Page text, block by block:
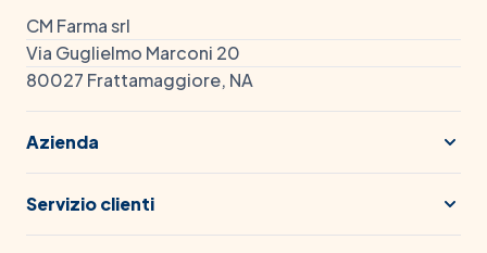
CM Farma srl
Via Guglielmo Marconi 20
80027 Frattamaggiore, NA
Azienda
Servizio clienti